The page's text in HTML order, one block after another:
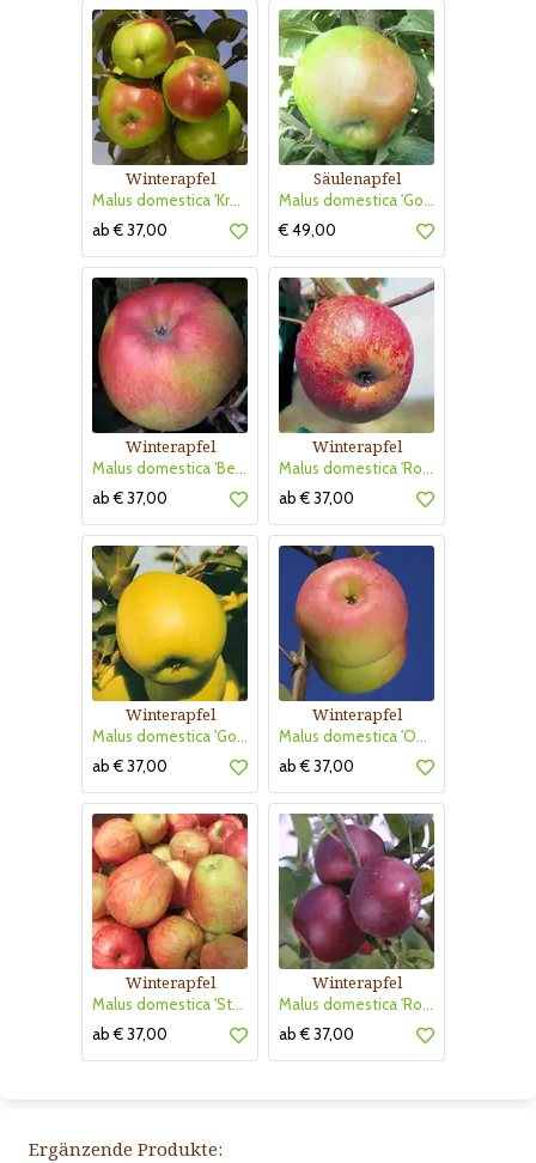
Winterapfel
Malus domestica 'Kronprinz Rudolf'
ab € 37,00
Säulenapfel
Malus domestica 'Golden Gate'
€ 49,00
Winterapfel
Malus domestica 'Berlepsch Gold Renette'
ab € 37,00
Winterapfel
Malus domestica 'Roter Boskoop'
ab € 37,00
Winterapfel
Malus domestica 'Golden Delicious'
ab € 37,00
Winterapfel
Malus domestica 'Ontario'
ab € 37,00
Winterapfel
Malus domestica 'Steirische Schafnase'
ab € 37,00
Winterapfel
Malus domestica 'Roter von Simonffi'
ab € 37,00
Ergänzende Produkte: